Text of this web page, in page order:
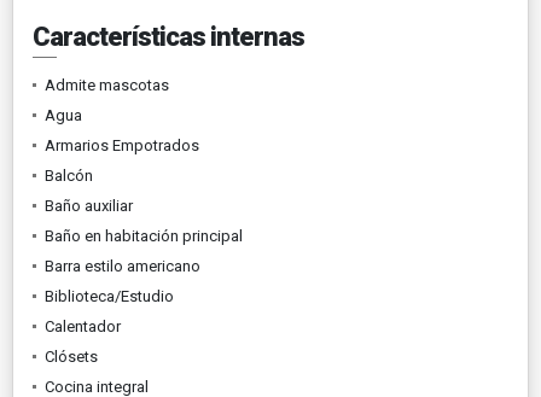
Características internas
Admite mascotas
Agua
Armarios Empotrados
Balcón
Baño auxiliar
Baño en habitación principal
Barra estilo americano
Biblioteca/Estudio
Calentador
Clósets
Cocina integral